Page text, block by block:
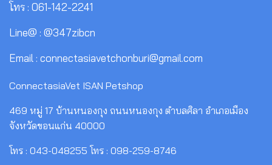
โทร : 061-142-2241
Line@ : @347zibcn
Email : connectasiavetchonburi@gmail.com
ConnectasiaVet ISAN Petshop
469 หมู่ 17 บ้านหนองกุง ถนนหนองกุง ตำบลศิลา อำเภอเมือง
จังหวัดขอนแก่น 40000
โทร : 043-048255 โทร : 098-259-8746